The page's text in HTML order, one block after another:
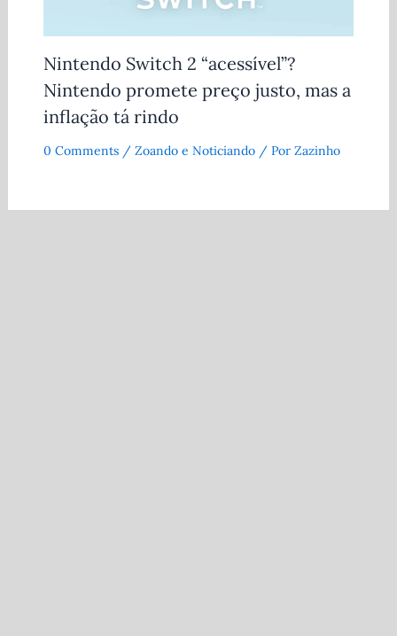
Nintendo Switch 2 “acessível”?
Nintendo promete preço justo, mas a
inflação tá rindo
0 Comments / Zoando e Noticiando/ Por Zazinho